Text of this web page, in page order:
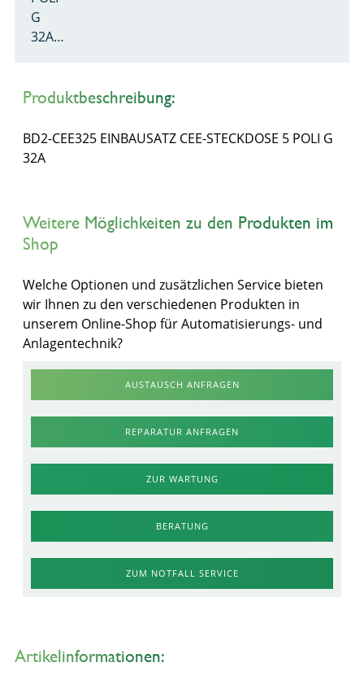
G
32A…
Produktbeschreibung:
BD2-CEE325 EINBAUSATZ CEE-STECKDOSE 5 POLI G
32A
Weitere Möglichkeiten zu den Produkten im
Shop
Welche Optionen und zusätzlichen Service bieten
wir Ihnen zu den verschiedenen Produkten in
unserem Online-Shop für Automatisierungs- und
Anlagentechnik?
AUSTAUSCH ANFRAGEN
REPARATUR ANFRAGEN
ZUR WARTUNG
BERATUNG
ZUM NOTFALL SERVICE
Artikelinformationen: